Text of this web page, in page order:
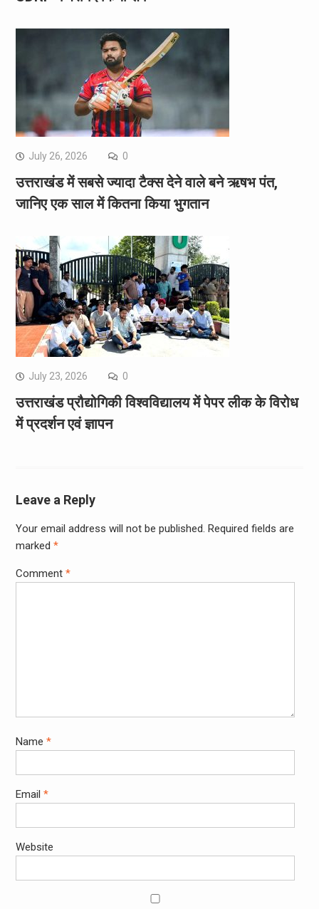
July 26, 2026 0
उत्तराखंड में सबसे ज्यादा टैक्स देने वाले बने ऋषभ पंत,
जानिए एक साल में कितना किया भुगतान
July 23, 2026 0
उत्तराखंड प्रौद्योगिकी विश्वविद्यालय में पेपर लीक के विरोध
में प्रदर्शन एवं ज्ञापन
Leave a Reply
Your email address will not be published. Required fields are
marked *
Comment *
Name *
Email *
Website